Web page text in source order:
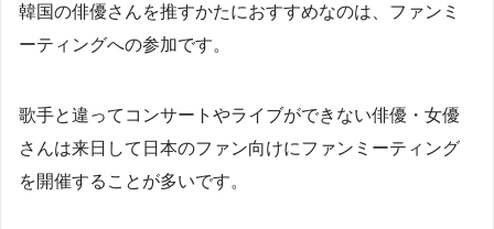
韓国の俳優さんを推すかたにおすすめなのは、ファンミ
ーティングへの参加です。
歌手と違ってコンサートやライブができない俳優・女優
さんは来日して日本のファン向けにファンミーティング
を開催することが多いです。